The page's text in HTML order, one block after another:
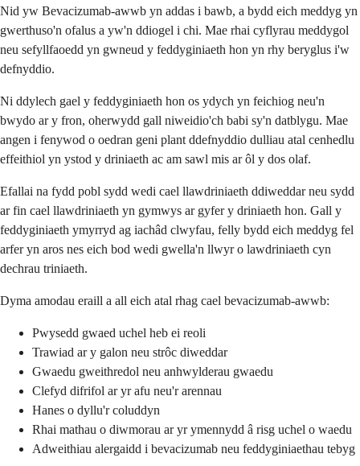
Nid yw Bevacizumab-awwb yn addas i bawb, a bydd eich meddyg yn
gwerthuso'n ofalus a yw'n ddiogel i chi. Mae rhai cyflyrau meddygol
neu sefyllfaoedd yn gwneud y feddyginiaeth hon yn rhy beryglus i'w
defnyddio.
Ni ddylech gael y feddyginiaeth hon os ydych yn feichiog neu'n
bwydo ar y fron, oherwydd gall niweidio'ch babi sy'n datblygu. Mae
angen i fenywod o oedran geni plant ddefnyddio dulliau atal cenhedlu
effeithiol yn ystod y driniaeth ac am sawl mis ar ôl y dos olaf.
Efallai na fydd pobl sydd wedi cael llawdriniaeth ddiweddar neu sydd
ar fin cael llawdriniaeth yn gymwys ar gyfer y driniaeth hon. Gall y
feddyginiaeth ymyrryd ag iachâd clwyfau, felly bydd eich meddyg fel
arfer yn aros nes eich bod wedi gwella'n llwyr o lawdriniaeth cyn
dechrau triniaeth.
Dyma amodau eraill a all eich atal rhag cael bevacizumab-awwb:
Pwysedd gwaed uchel heb ei reoli
Trawiad ar y galon neu strôc diweddar
Gwaedu gweithredol neu anhwylderau gwaedu
Clefyd difrifol ar yr afu neu'r arennau
Hanes o dyllu'r coluddyn
Rhai mathau o diwmorau ar yr ymennydd â risg uchel o waedu
Adweithiau alergaidd i bevacizumab neu feddyginiaethau tebyg